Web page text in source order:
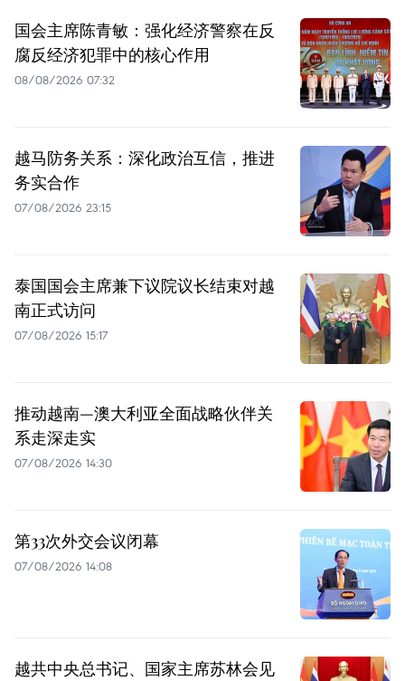
国会主席陈青敏：强化经济警察在反
腐反经济犯罪中的核心作用
08/08/2026 07:32
越马防务关系：深化政治互信，推进
务实合作
07/08/2026 23:15
泰国国会主席兼下议院议长结束对越
南正式访问
07/08/2026 15:17
推动越南—澳大利亚全面战略伙伴关
系走深走实
07/08/2026 14:30
第33次外交会议闭幕
07/08/2026 14:08
越共中央总书记、国家主席苏林会见